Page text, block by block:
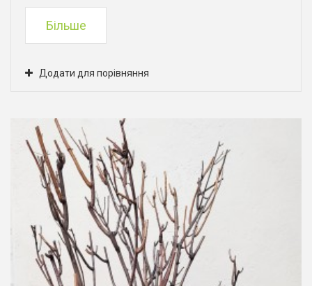
Більше
Додати для порівняння